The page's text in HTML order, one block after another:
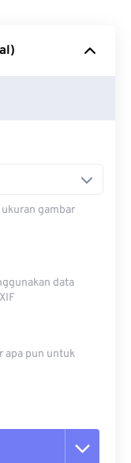
gambar
data
apa pun untuk